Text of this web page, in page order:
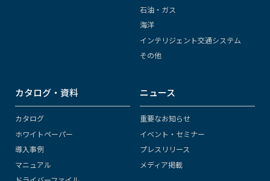
石油・ガス
海洋
インテリジェント交通システム
その他
カタログ・資料
カタログ
ホワイトペーパー
導入事例
マニュアル
ニュース
重要なお知らせ
イベント・セミナー
プレスリリース
メディア掲載